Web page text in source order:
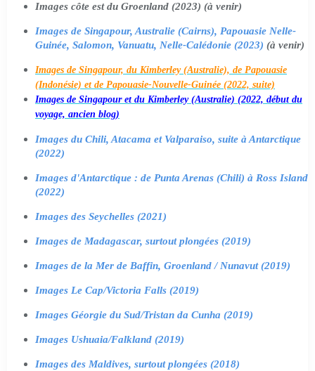
Images côte est du Groenland (2023) (à venir)
Images de Singapour, Australie (Cairns), Papouasie Nelle-
Guinée, Salomon, Vanuatu, Nelle-Calédonie (2023) (à venir)
Images de Singapour, du Kimberley (Australie), de Papouasie
(Indonésie) et de Papouasie-Nouvelle-Guinée (2022, suite)
Images de Singapour et du Kimberley (Australie) (2022, début du
voyage, ancien blog)
Images du Chili, Atacama et Valparaiso, suite à Antarctique
(2022)
Images d'Antarctique : de Punta Arenas (Chili) à Ross Island
(2022)
Images des Seychelles (2021)
Images de Madagascar, surtout plongées (2019)
Images de la Mer de Baffin, Groenland / Nunavut (2019)
Images Le Cap/Victoria Falls (2019)
Images Géorgie du Sud/Tristan da Cunha (2019)
Images Ushuaia/Falkland (2019)
Images des Maldives, surtout plongées (2018)